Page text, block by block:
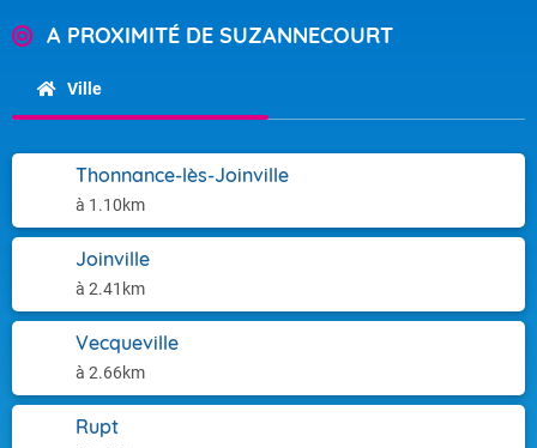
A PROXIMITÉ DE SUZANNECOURT
Ville
Thonnance-lès-Joinville
à 1.10km
Joinville
à 2.41km
Vecqueville
à 2.66km
Rupt